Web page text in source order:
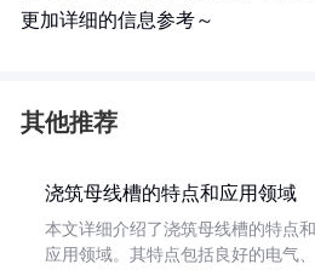
更加详细的信息参考～
其他推荐
浇筑母线槽的特点和应用领域
本文详细介绍了浇筑母线槽的特点和
应用领域。其特点包括良好的电气、